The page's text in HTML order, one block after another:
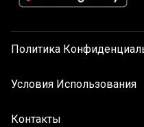
Политика
Условия Использования
Контакты